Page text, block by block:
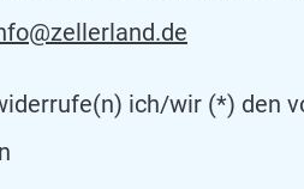
ich/wir (*) den